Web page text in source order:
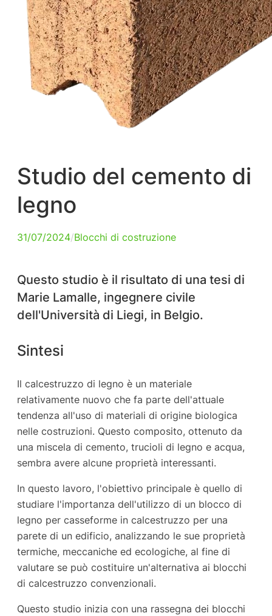
Studio del cemento di
legno
31/07/2024/Blocchi di costruzione
Questo studio è il risultato di una tesi di
Marie Lamalle, ingegnere civile
dell'Università di Liegi, in Belgio.
Sintesi
Il calcestruzzo di legno è un materiale
relativamente nuovo che fa parte dell'attuale
tendenza all'uso di materiali di origine biologica
nelle costruzioni. Questo composito, ottenuto da
una miscela di cemento, trucioli di legno e acqua,
sembra avere alcune proprietà interessanti.
In questo lavoro, l'obiettivo principale è quello di
studiare l'importanza dell'utilizzo di un blocco di
legno per casseforme in calcestruzzo per una
parete di un edificio, analizzando le sue proprietà
termiche, meccaniche ed ecologiche, al fine di
valutare se può costituire un'alternativa ai blocchi
di calcestruzzo convenzionali.
Questo studio inizia con una rassegna dei blocchi